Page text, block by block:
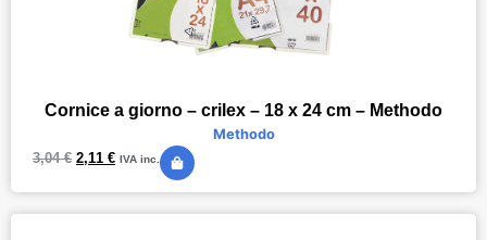
Cornice a giorno – crilex – 18 x 24 cm – Methodo
Methodo
3,04€ 2,11 € IVA inc.